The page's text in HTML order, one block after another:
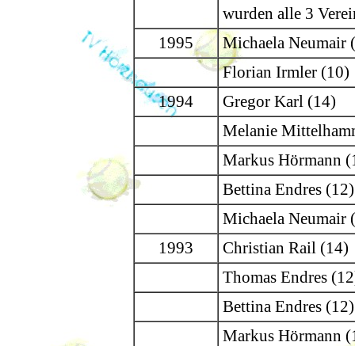
wurden alle 3
1995
Michaela Neumair
Florian Irmler (10)
1994
Gregor Karl (14)
Melanie
Markus Hörmann
Bettina Endres (12)
Michaela Neumair
1993
Christian Rail (14)
Thomas Endres
Bettina Endres (12)
Markus Hörmann